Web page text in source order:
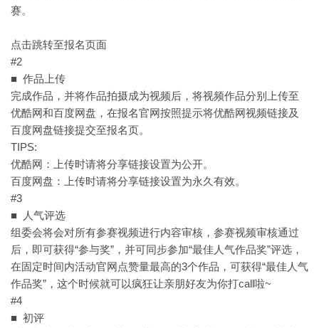
赛。
点击跳转至报名页面
#2
■ 作品上传
完成作品，并将作品拍摄成为视频后，将视频作品分别上传至
优酷网和百度网盘，在报名官网按照提示将优酷网视频链接及
百度网盘链接提交至报名页。
TIPS:
优酷网：上传时请将分享链接设置为公开。
百度网盘：上传时请将分享链接设置为永久有效。
#3
■ 人气评选
组委会将会对所有参赛视频进行内容审核，参赛视频审核通过
后，即可获得“参与奖”，并可同步参加“最佳人气作品奖”评选，
在固定时间内活动官网点赞量最高的3个作品，可获得“最佳人气
作品奖”，这个时候就可以疯狂让亲朋好友为你打call啦~
#4
■ 初评